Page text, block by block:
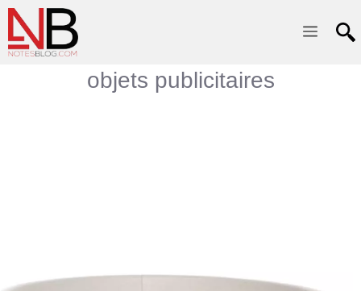
Menu
objets publicitaires